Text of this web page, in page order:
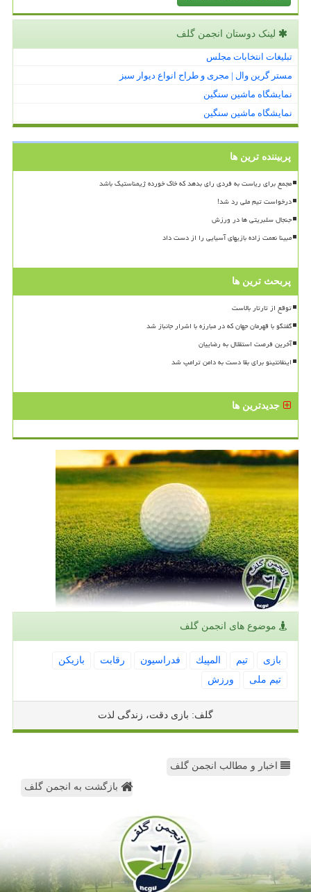
لینک دوستان انجمن گلف
تبلیغات انتخابات مجلس
مستر گرین وال | مجری و طراح انواع دیوار سبز
نمایشگاه ماشین سنگین
نمایشگاه ماشین سنگین
پربیننده ترین ها
مجمع برای ریاست به فردی رای بدهد که خاک خورده ژیمناستیک باشد
درخواست تیم ملی رد شد!
جنجال سلبریتی ها در ورزش
مبینا نعمت زاده بازیهای آسیایی را از دست داد
پربحث ترین ها
توقع از تارتار بالاست
گفتگو با قهرمان جهان که در مبارزه با اشرار جانباز شد
آخرین فرصت استقلال به رضاییان
اینفانتینو برای بقا دست به دامن ترامپ شد
جدیدترین ها
موضوع های انجمن گلف
بازی تیم المپیك فدراسیون رقابت
بازیكن
تیم ملی
ورزش
گلف: بازی دقت، زندگی لذت
اخبار و مطالب انجمن گلف
بازگشت به انجمن گلف